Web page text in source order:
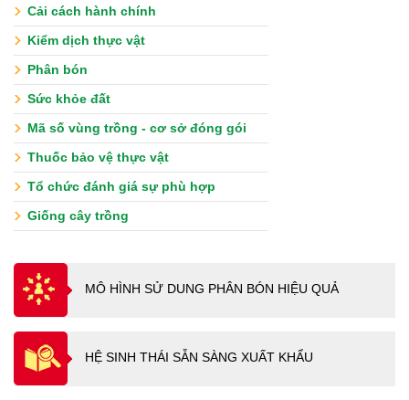
Cải cách hành chính
Kiểm dịch thực vật
Phân bón
Sức khỏe đất
Mã số vùng trồng - cơ sở đóng gói
Thuốc bảo vệ thực vật
Tổ chức đánh giá sự phù hợp
Giống cây trồng
MÔ HÌNH SỬ DUNG PHÂN BÓN HIỆU QUẢ
HỆ SINH THÁI SẴN SÀNG XUẤT KHẨU